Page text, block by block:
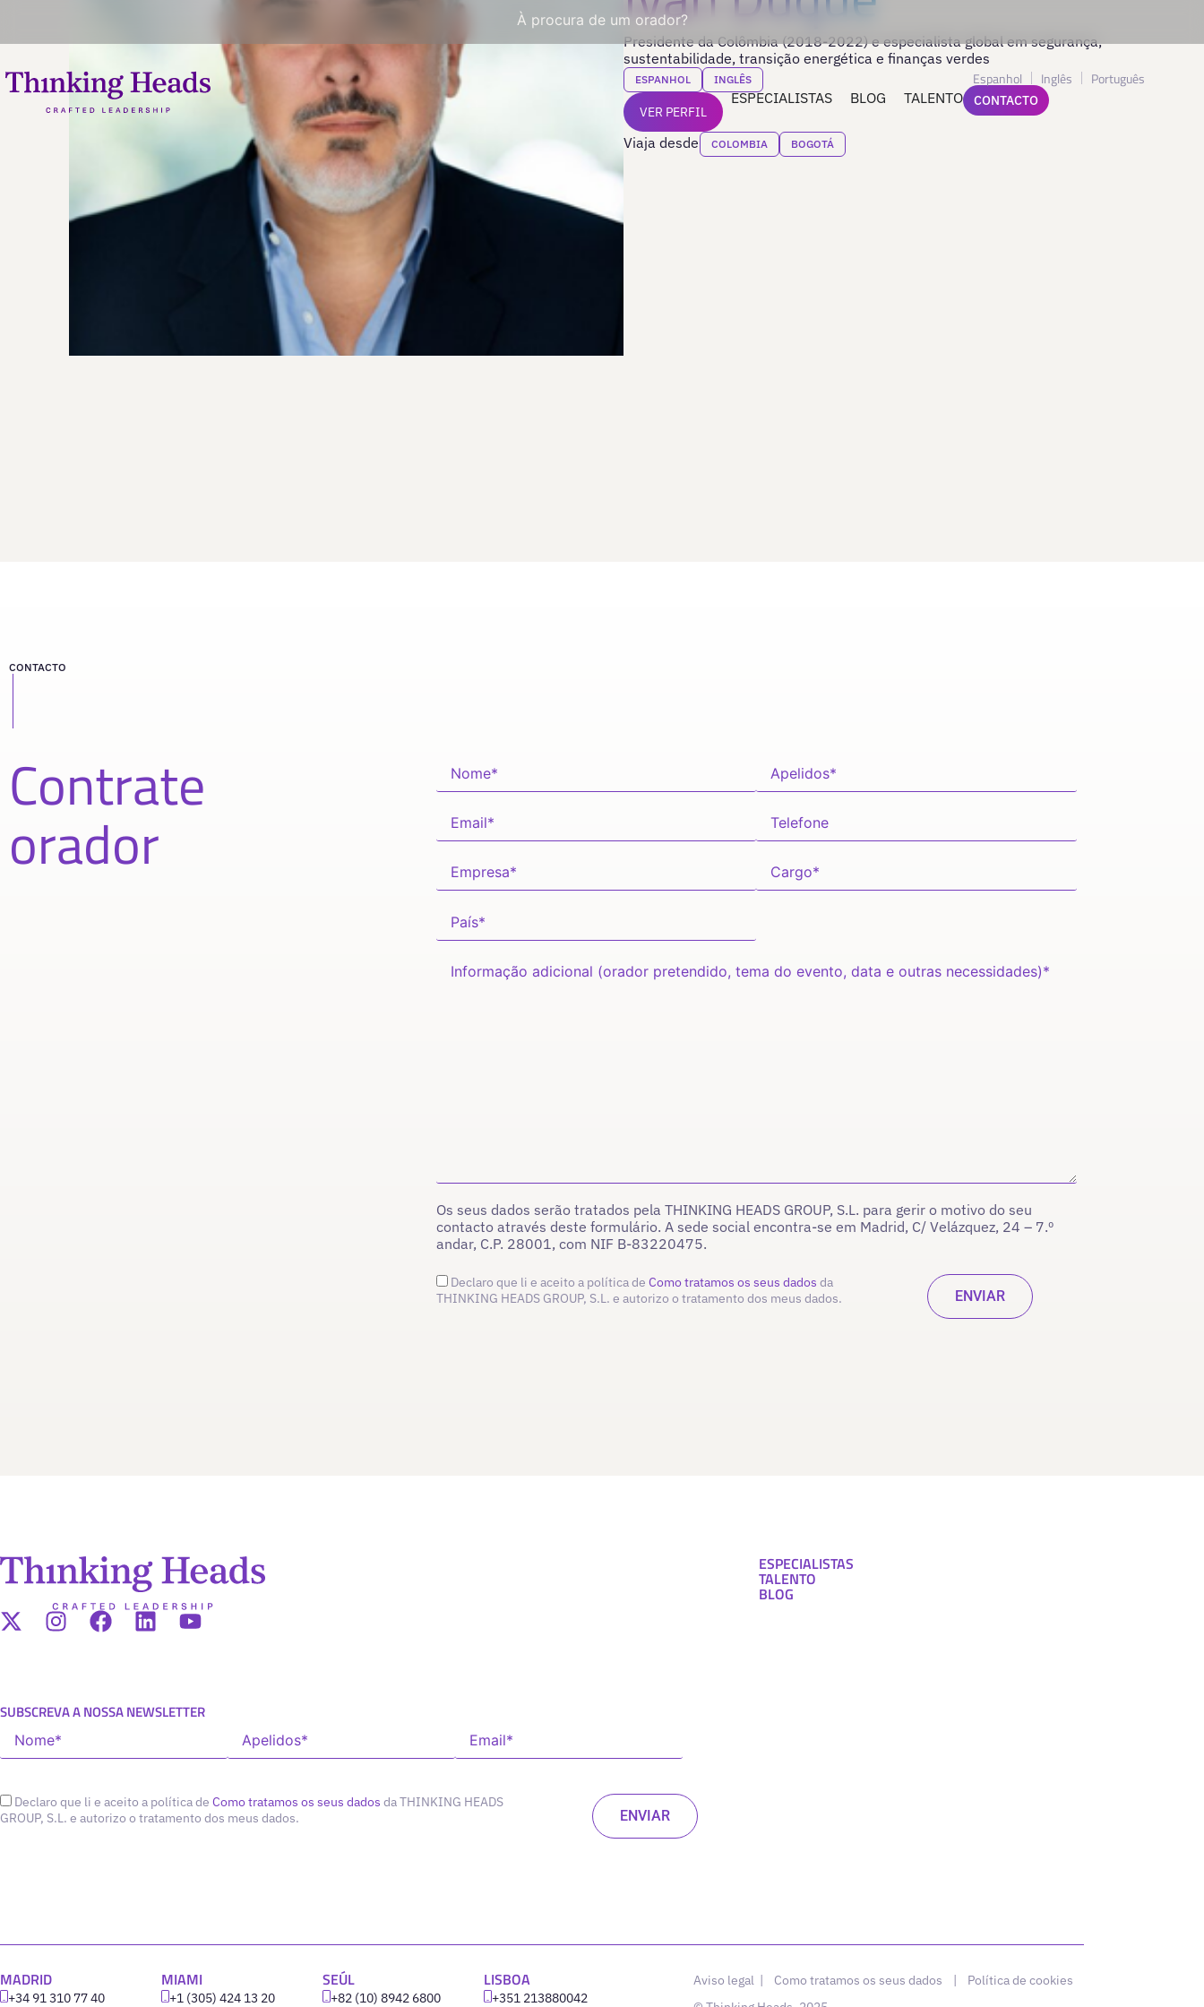
À procura de um orador?
ESPECIALISTAS BLOG TALENTO
Espanhol Inglês Português
CONTACTO
Presidente da Colômbia (2018-2022) e especialista global em segurança,
sustentabilidade, transição energética e finanças verdes
ESPANHOL INGLÊS
VER PERFIL
Viaja desde COLOMBIA BOGOTÁ
CONTACTO
Contrate
orador
Os seus dados serão tratados pela THINKING HEADS GROUP, S.L. para gerir o motivo do seu
contacto através deste formulário. A sede social encontra-se em Madrid, C/ Velázquez, 24 – 7.º
andar, C.P. 28001, com NIF B-83220475.
Declaro que li e aceito a política de Como tratamos os seus dados da
THINKING HEADS GROUP, S.L. e autorizo o tratamento dos meus dados.
SUBSCREVA A NOSSA NEWSLETTER
Declaro que li e aceito a política de Como tratamos os seus dados da THINKING HEADS
GROUP, S.L. e autorizo o tratamento dos meus dados.
ESPECIALISTAS
TALENTO
BLOG
MADRID
+34 91 310 77 40
MIAMI
+1 (305) 424 13 20
SEÚL
+82 (10) 8942 6800
LISBOA
‪+351 213880042
Aviso legal | Como tratamos os seus dados | Política de cookies